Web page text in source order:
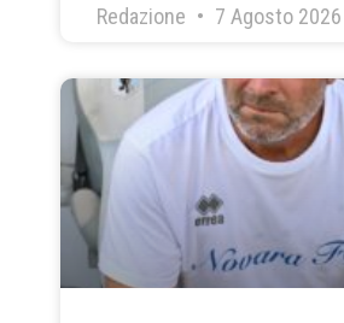
Redazione 7 Agosto 2026